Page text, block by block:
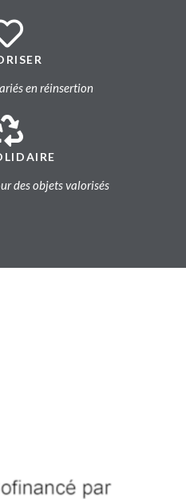
en réinsertion
des objets valorisés